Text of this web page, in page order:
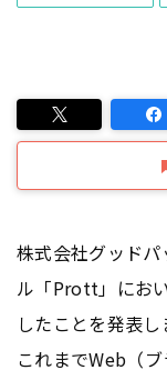
株式会社グッド
ル「Prott」にお
したことを発表し
これまでWeb（